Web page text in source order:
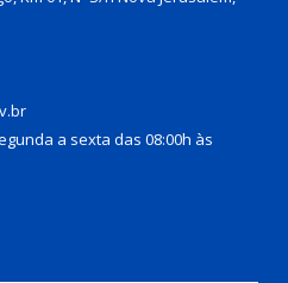
a sexta das 08:00h às